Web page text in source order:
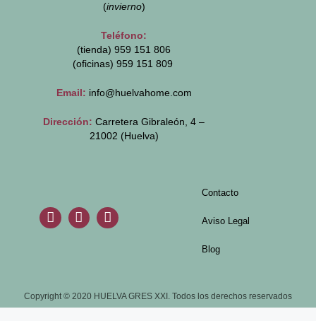
(invierno)
Teléfono:
(tienda) 959 151 806
(oficinas) 959 151 809
Email: info@huelvahome.com
Dirección: Carretera Gibraleón, 4 –
21002 (Huelva)
Contacto
Aviso Legal
Blog
Copyright © 2020 HUELVA GRES XXI. Todos los derechos reservados